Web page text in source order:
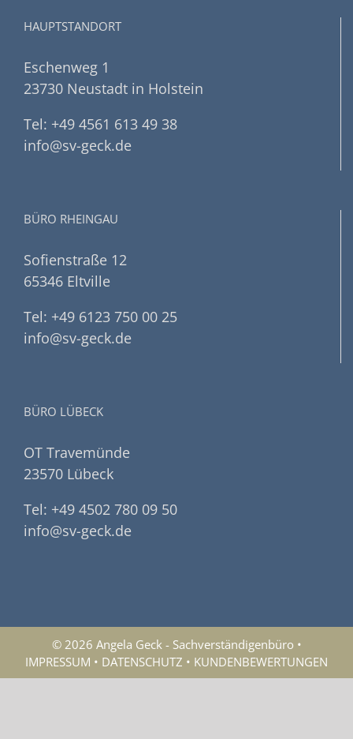
HAUPTSTANDORT
Eschenweg 1
23730 Neustadt in Holstein
Tel: +49 4561 613 49 38
info@sv-geck.de
BÜRO RHEINGAU
Sofienstraße 12
65346 Eltville
Tel: +49 6123 750 00 25
info@sv-geck.de
BÜRO LÜBECK
OT Travemünde
23570 Lübeck
Tel: +49 4502 780 09 50
info@sv-geck.de
© 2026 Angela Geck - Sachverständigenbüro •
IMPRESSUM • DATENSCHUTZ • KUNDENBEWERTUNGEN